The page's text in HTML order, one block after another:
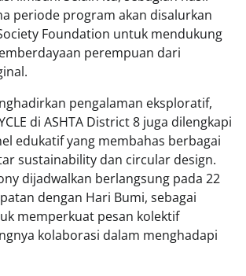
periode program akan disalurkan
Foundation untuk mendukung
perempuan dari
pengalaman eksploratif,
di ASHTA District 8 juga dilengkapi
edukatif yang membahas berbagai
sustainability dan circular design.
dijadwalkan berlangsung pada 22
dengan Hari Bumi, sebagai
memperkuat pesan kolektif
kolaborasi dalam menghadapi